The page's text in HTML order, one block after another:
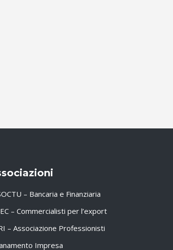
– Bancaria e Finanziaria
– Commercialisti per l’export
– Associazione Professionisti
Impresa